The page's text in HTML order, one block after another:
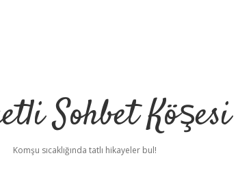
Sohbet Köşesi
Komşu sıcaklığında tatlı hikayeler bul!